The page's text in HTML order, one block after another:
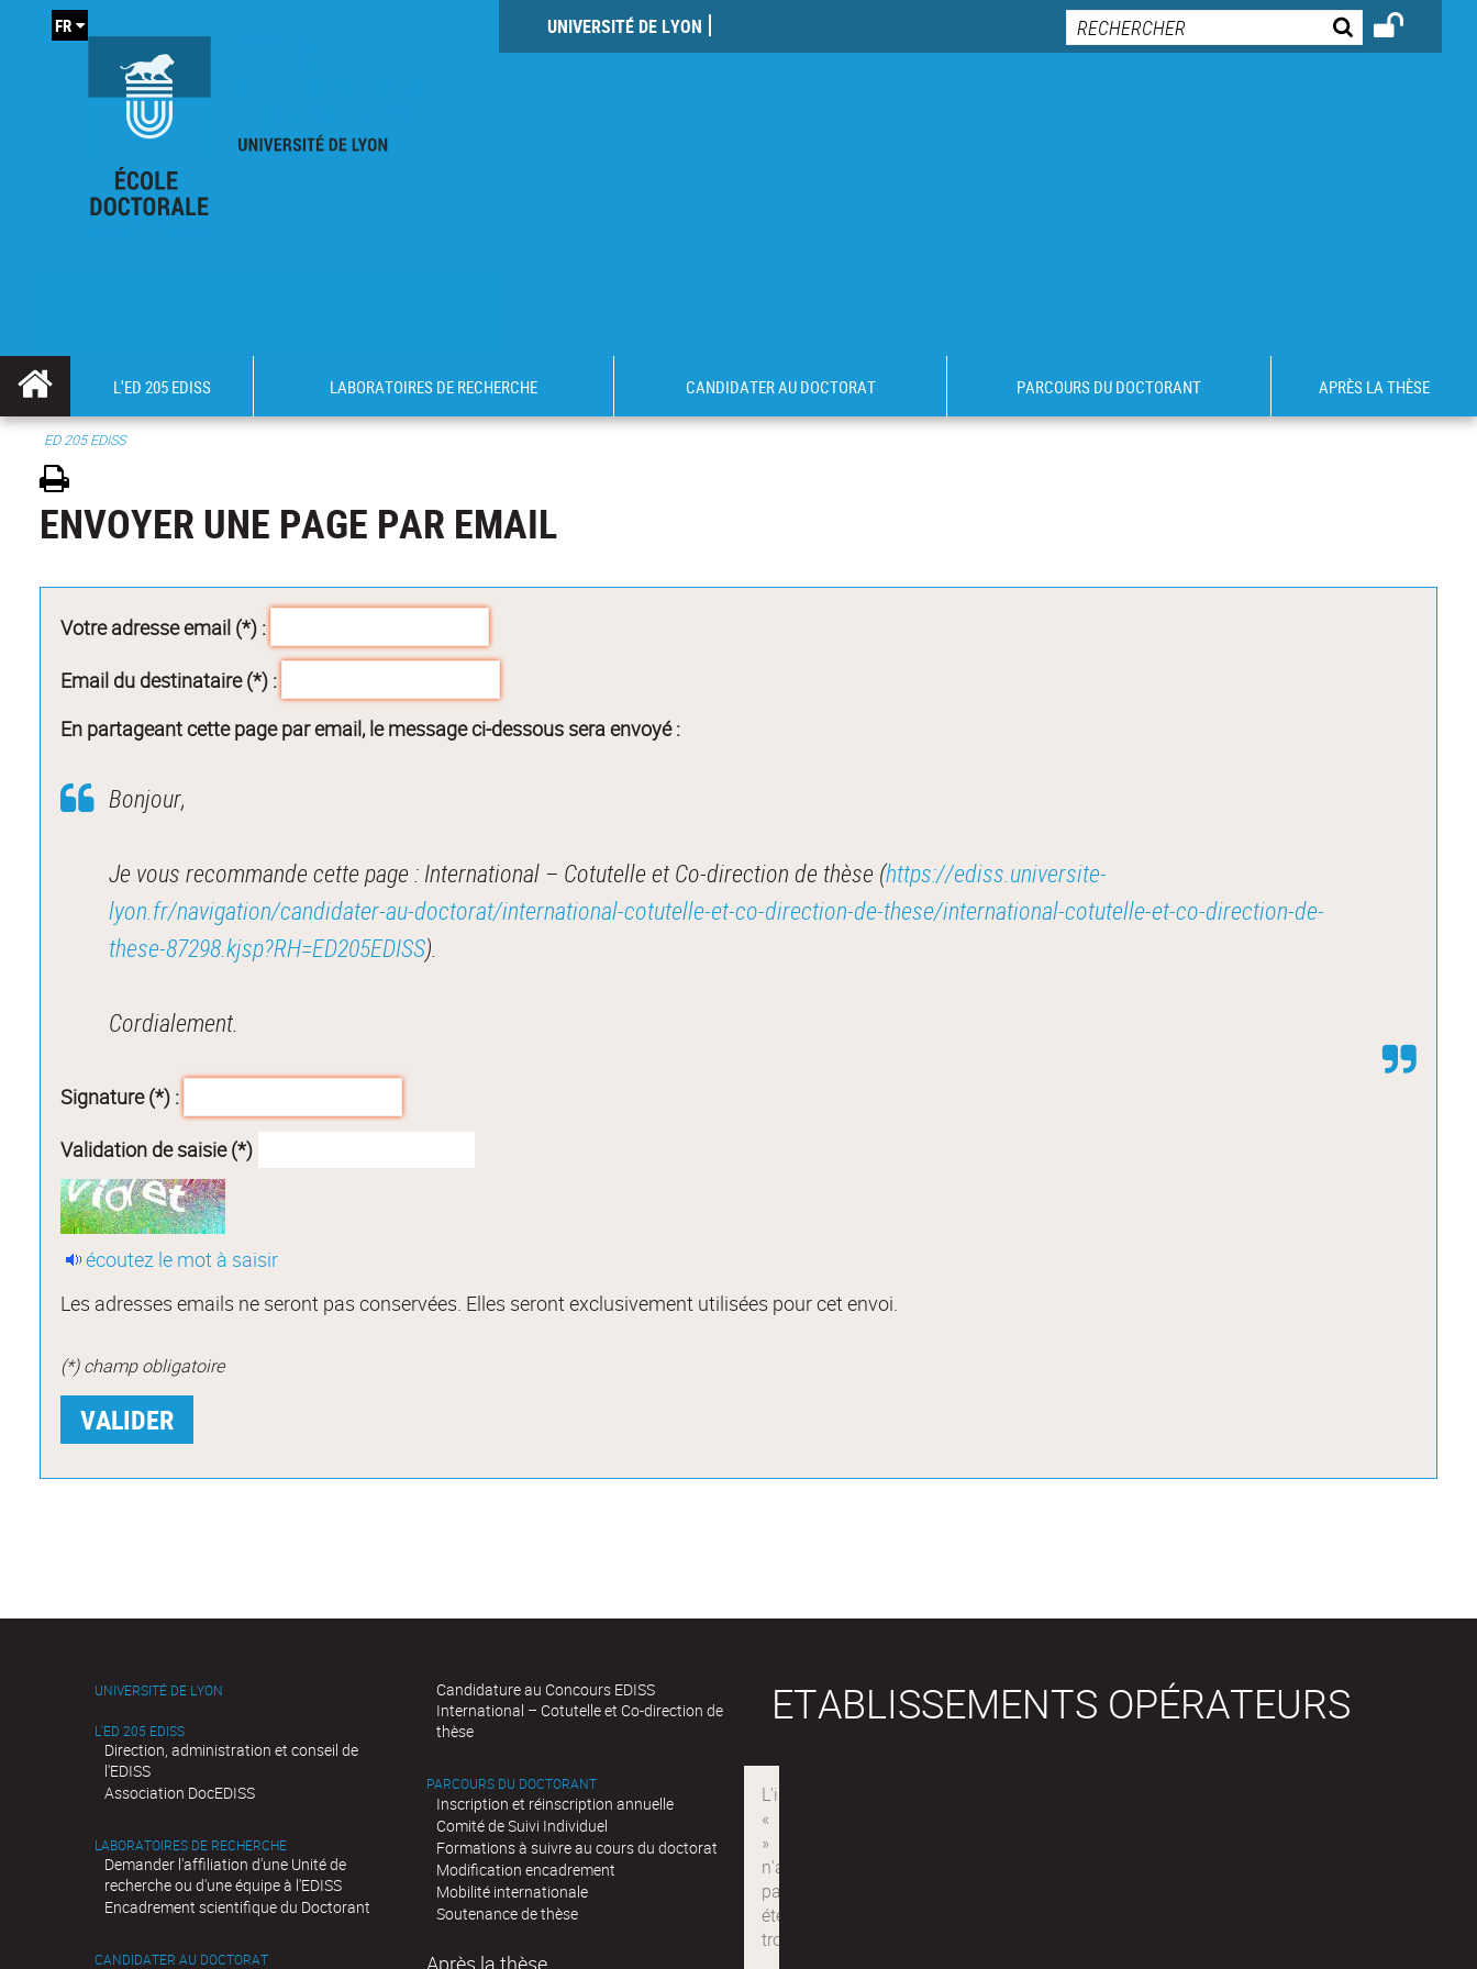
UNIVERSITÉ DE LYON
FR
L'ED 205 EDISS LABORATOIRES DE RECHERCHE CANDIDATER AU DOCTORAT PARCOURS DU DOCTORANT APRÈS LA THÈSE
ED 205 EDISS
ENVOYER UNE PAGE PAR EMAIL
Votre adresse email (*) :
Email du destinataire (*) :
En partageant cette page par email, le message ci-dessous sera envoyé :
Bonjour,
Je vous recommande cette page : International – Cotutelle et Co-direction de thèse (https://ediss.universite-
lyon.fr/navigation/candidater-au-doctorat/international-cotutelle-et-co-direction-de-these/international-cotutelle-et-co-direction-de-
these-87298.kjsp?RH=ED205EDISS).
Cordialement.
Signature (*) :
Validation de saisie (*)
écoutez le mot à saisir
Les adresses emails ne seront pas conservées. Elles seront exclusivement utilisées pour cet envoi.
(*) champ obligatoire
UNIVERSITÉ DE LYON
L'ED 205 EDISS
Direction, administration et conseil de
l'EDISS
Association DocEDISS
LABORATOIRES DE RECHERCHE
Demander l'affiliation d'une Unité de
recherche ou d'une équipe à l'EDISS
Encadrement scientifique du Doctorant
CANDIDATER AU DOCTORAT
Candidature au Concours EDISS
International – Cotutelle et Co-direction de
thèse
PARCOURS DU DOCTORANT
Inscription et réinscription annuelle
Comité de Suivi Individuel
Formations à suivre au cours du doctorat
Modification encadrement
Mobilité internationale
Soutenance de thèse
Après la thèse
ETABLISSEMENTS OPÉRATEURS